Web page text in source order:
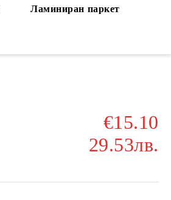
Ламиниран паркет
€15.10
29.53лв.